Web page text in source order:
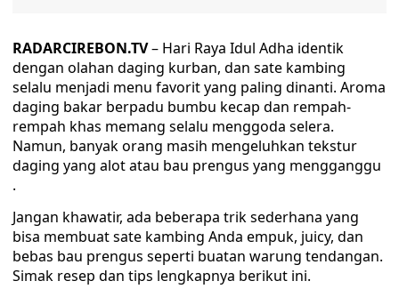
RADARCIREBON.TV– Hari Raya Idul Adha identik
dengan olahan daging kurban, dan sate kambing
selalu menjadi menu favorit yang paling dinanti. Aroma
daging bakar berpadu bumbu kecap dan rempah-
rempah khas memang selalu menggoda selera.
Namun, banyak orang masih mengeluhkan tekstur
daging yang alot atau bau prengus yang mengganggu
.
Jangan khawatir, ada beberapa trik sederhana yang
bisa membuat sate kambing Anda empuk, juicy, dan
bebas bau prengus seperti buatan warung tendangan.
Simak resep dan tips lengkapnya berikut ini.